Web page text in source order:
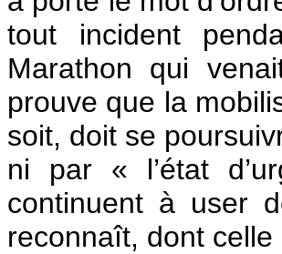
tout incident
Marathon qui
prouve que la
soit, doit se
ni par « l’état
continuent à user
reconnaît, dont